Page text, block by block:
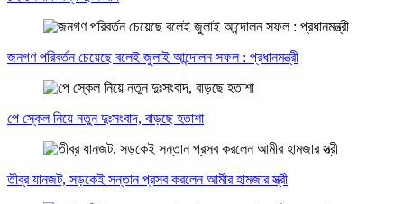
জনগণ পরিবর্তন চেয়েছে বলেই জুলাই আন্দোলন সফল : প্রধানমন্ত্রী
পে স্কেল নিয়ে নতুন দুঃসংবাদ, বাড়ছে হতাশা
তীব্র যানজট, সড়কেই সন্তান প্রসব করলেন আমীর হামজার স্ত্রী